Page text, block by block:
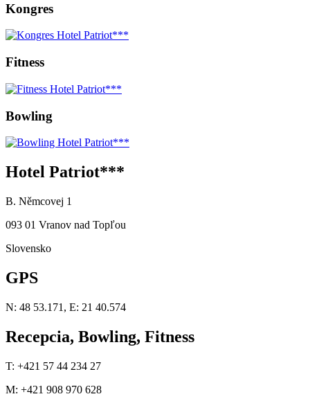
Kongres
Fitness
Bowling
Hotel Patriot***
B. Němcovej 1
093 01 Vranov nad Topľou
Slovensko
GPS
N: 48 53.171, E: 21 40.574
Recepcia, Bowling, Fitness
T: +421 57 44 234 27
M: +421 908 970 628